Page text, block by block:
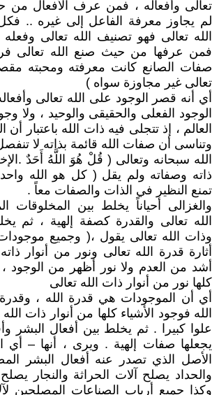
تعالى وأفعاله ، فمن عرف الأفعال من
لم يجاوز معرفة الفاعل إلى غيره ..
الله تعالى فهو تصنيف الله تعالى وفعله
فمن عرفها من حيث صنع الله تعالى
صفات الصانع كانت معرفته ومحبته
تعالى غير مجاوزة سواه )
أي أنه قصر الوجود على الله تعالى
الوجود الفعلى والحقيقى والوحيد ، ولا
العالم ، إذ تتجلى فيه ذات الله باعتبار
وتناسى أن صفات الله قائمة بذاته لا
ذاته وصفاته ولم يقل ( كل هو الله
تمنع النظير في الذات والصفات معاً .
والغزالى أحياناً يخلط بين المخلوقات
الله تعالى والقدرة كصفة إلهية ، ثم
وذات الله تعالى يقول ،( وجميع موجودات
أثارة قدرة الله تعالى ونور من أنوار
أشد من العدم ولا نور أظهر من الوجود ،
كلها نور من أنوار ذات الله تعالى
أي أن الموجودات هي قدرة الله ،
الله فوجود الأشياء كلها من أنوار ذات
علوا كبيرا . ثم يخلط بين أفعال البشر
يجعلها صفات إلهية . ويرى ، أنها –
الأصل الذي تصدر عنه أفعال البشر
والحداد يصلح آلات الحراثة والنجار
وكذا جميع أرباب الصناعات المصلحين